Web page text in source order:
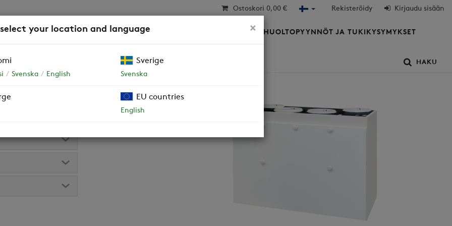
Ostoskori 0,00 € Rekisteröidy Kirjaudu sisään
SUODATTIMET YRITYSASIAKKAAT JA TALOYHTIÖT HUOLTOPYYNNÖT JA TUKIKYSYMYKSET
HAKU
EC
versio tyyppikilvestä tai lukemalla QR-koodi
×
select your location and language
Svenska English
Sverige
Svenska
EU countries
English